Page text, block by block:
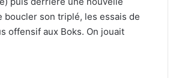
boucler son triplé, les essais de
offensif aux Boks. On jouait